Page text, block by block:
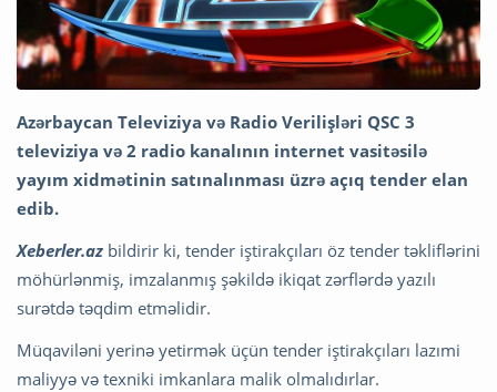
Azərbaycan Televiziya və Radio Verilişləri QSC 3
televiziya və 2 radio kanalının internet vasitəsilə
yayım xidmətinin satınalınması üzrə açıq tender elan
edib.
Xeberler.az bildirir ki, tender iştirakçıları öz tender təkliflərini
möhürlənmiş, imzalanmış şəkildə ikiqat zərflərdə yazılı
surətdə təqdim etməlidir.
Müqaviləni yerinə yetirmək üçün tender iştirakçıları lazımi
maliyyə və texniki imkanlara malik olmalıdırlar.